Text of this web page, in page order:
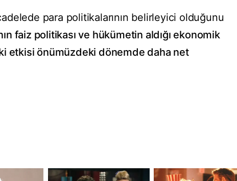
para politikalarının belirleyici olduğunu
faiz politikası ve hükümetin aldığı ekonomik
etkisi önümüzdeki dönemde daha net